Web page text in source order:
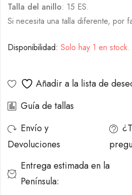
Talla del anillo: 15 ES.
Si necesita una talla diferente, por
Disponibilidad: Solo hay 1 en stock.
Añadir a la lista de
Guía de tallas
Envío y
Devoluciones
Entrega estimada en la
Península: